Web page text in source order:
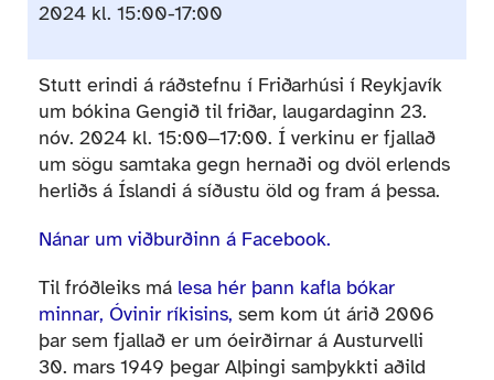
2024 kl. 15:00-17:00
Stutt erindi á ráðstefnu í Friðarhúsi í Reykjavík
um bókina Gengið til friðar, laugardaginn 23.
nóv. 2024 kl. 15:00‒17:00. Í verkinu er fjallað
um sögu samtaka gegn hernaði og dvöl erlends
herliðs á Íslandi á síðustu öld og fram á þessa.
Nánar um viðburðinn á Facebook.
Til fróðleiks má lesa hér þann kafla bókar
minnar, Óvinir ríkisins, sem kom út árið 2006
þar sem fjallað er um óeirðirnar á Austurvelli
30. mars 1949 þegar Alþingi samþykkti aðild